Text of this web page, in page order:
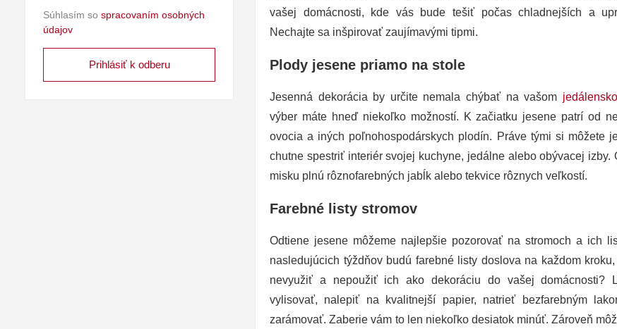
Súhlasím so spracovaním osobných
údajov
vašej domácnosti, kde vás bude tešiť počas chladnejších a
Nechajte sa inšpirovať zaujímavými tipmi.
Plody jesene priamo na stole
Jesenná dekorácia by určite nemala chýbať na vašom
výber máte hneď niekoľko možností. K začiatku jesene patrí od
ovocia a iných poľnohospodárskych plodín. Práve tými si môžete
chutne spestriť interiér svojej kuchyne, jedálne alebo obývacej izby.
misku plnú rôznofarebných jabĺk alebo tekvice rôznych veľkostí.
Farebné listy stromov
Odtiene jesene môžeme najlepšie pozorovať na stromoch a ich
nasledujúcich týždňov budú farebné listy doslova na každom
nevyužiť a nepoužiť ich ako dekoráciu do vašej domácnosti?
vylisovať, nalepiť na kvalitnejší papier, natrieť bezfarebným
zarámovať. Zaberie vám to len niekoľko desiatok minúť. Zároveň